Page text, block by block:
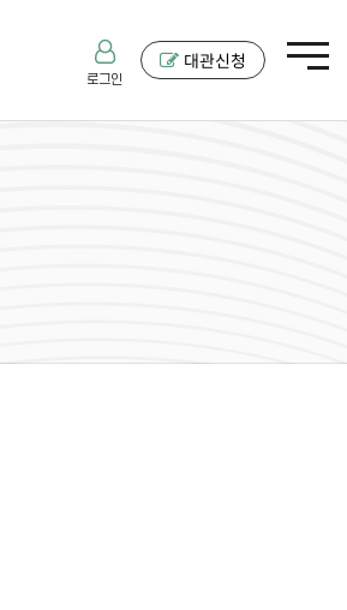
로그인
대관신청